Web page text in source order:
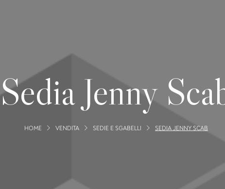
Sedia Jenny
HOME VENDITA SEDIE E SGABELLI SEDIA JENNY SCAB